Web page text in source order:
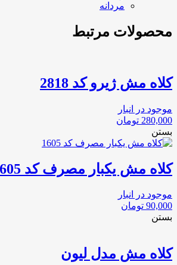
مردانه
محصولات مرتبط
كلاه مش ژيرو كد 2818
موجود در انبار
280,000 تومان
بستن
کلاه مش یکبار مصرف کد 1605
موجود در انبار
90,000 تومان
بستن
کلاه مش مدل لیون